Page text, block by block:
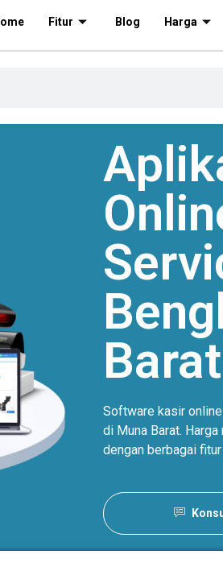
Fitur Blog Harga
Barat
Software kasir
di Muna Barat.
dengan berbagai